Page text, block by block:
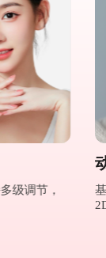
级调节，